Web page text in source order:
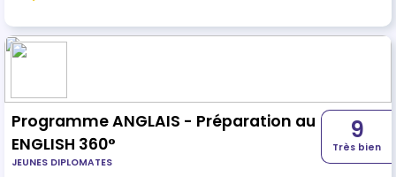
utilisés par plus de 14 000 entreprises, organismes
gouvernementaux et programmes
Programme ANGLAIS - Préparation au
ENGLISH 360°
JEUNES DIPLOMATES
9
Très bien